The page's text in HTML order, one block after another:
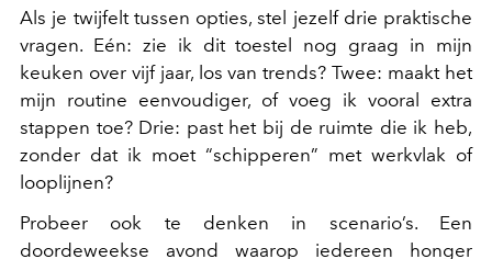
Als je twijfelt tussen opties, stel jezelf drie praktische
vragen. Eén: zie ik dit toestel nog graag in mijn
keuken over vijf jaar, los van trends? Twee: maakt het
mijn routine eenvoudiger, of voeg ik vooral extra
stappen toe? Drie: past het bij de ruimte die ik heb,
zonder dat ik moet “schipperen” met werkvlak of
looplijnen?
Probeer ook te denken in scenario’s. Een
doordeweekse avond waarop iedereen honger